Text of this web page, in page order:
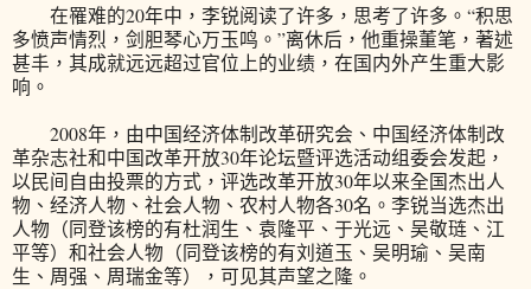
在罹难的20年中，李锐阅读了许多，思考了许多。“积思
多愤声情烈，剑胆琴心万玉鸣。”离休后，他重操董笔，著述
甚丰，其成就远远超过官位上的业绩，在国内外产生重大影
响。
2008年，由中国经济体制改革研究会、中国经济体制改
革杂志社和中国改革开放30年论坛暨评选活动组委会发起，
以民间自由投票的方式，评选改革开放30年以来全国杰出人
物、经济人物、社会人物、农村人物各30名。李锐当选杰出
人物（同登该榜的有杜润生、袁隆平、于光远、吴敬琏、江
平等）和社会人物（同登该榜的有刘道玉、吴明瑜、吴南
生、周强、周瑞金等），可见其声望之隆。